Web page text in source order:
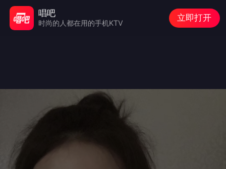
唱吧
时尚的人都在用的手机KTV
立即打开